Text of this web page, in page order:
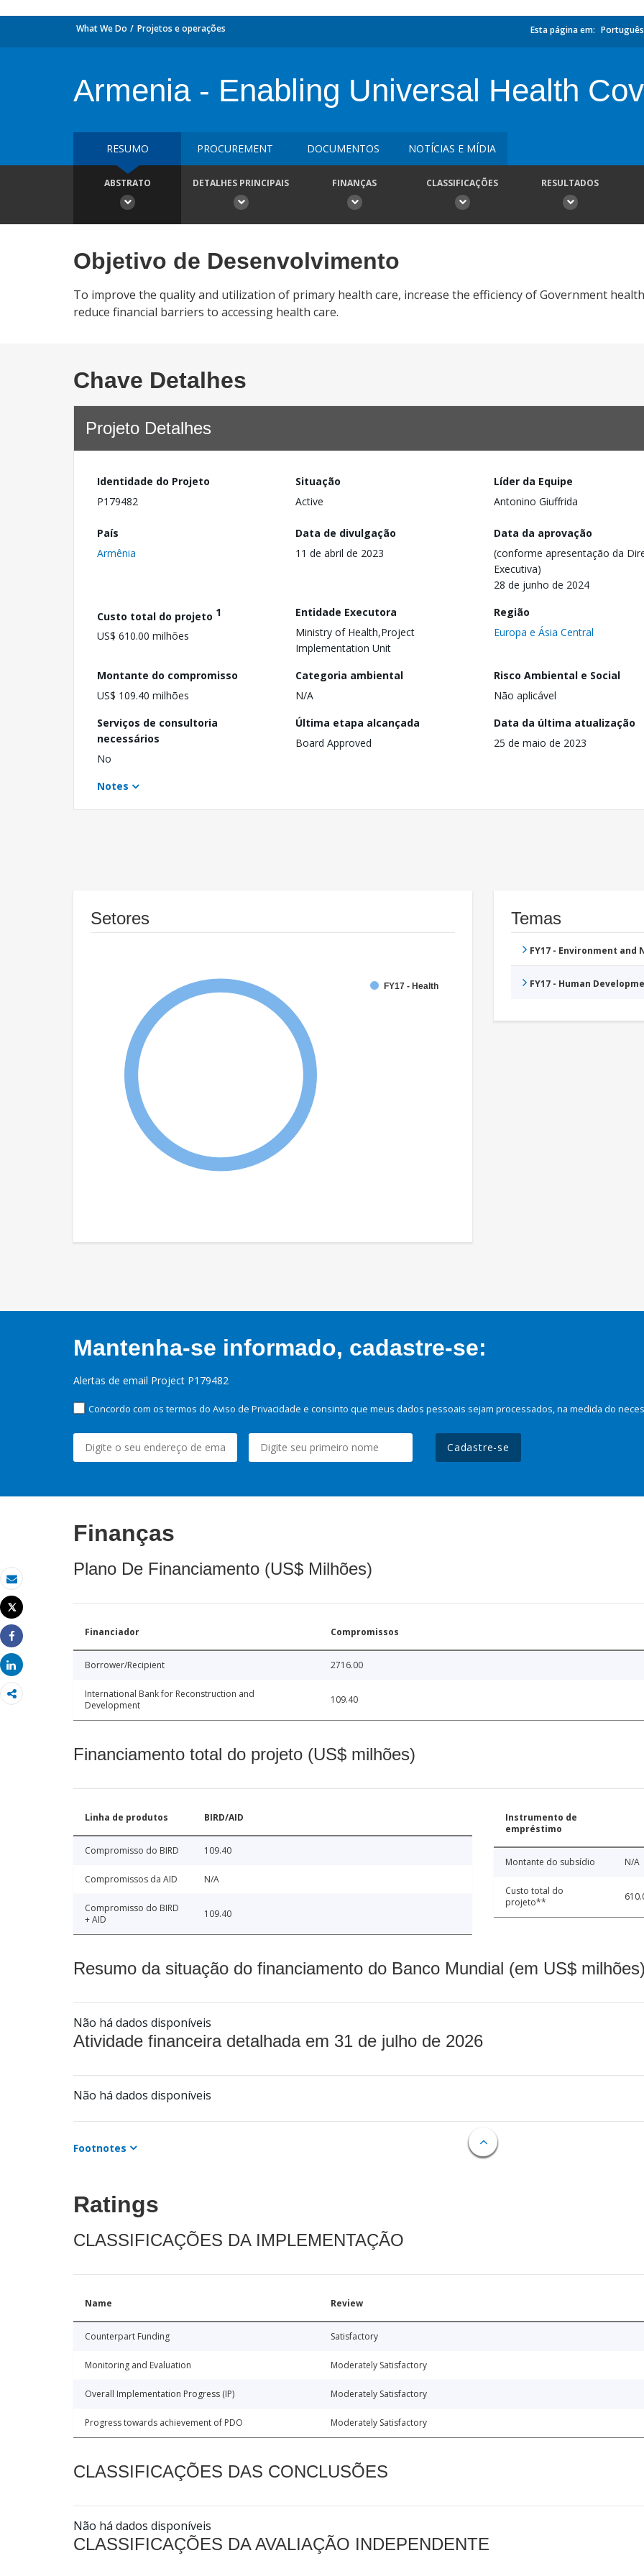
Email
Imprimir
Tweet
Share
Share
What We Do Projetos e operações Esta página em: Português
Armenia - Enabling Universal Health
RESUMO PROCUREMENT DOCUMENTOS NOTÍCIAS E MÍDIA
ABSTRATO DETALHES PRINCIPAIS FINANÇAS CLASSIFICAÇÕES RESULTADOS
Objetivo de Desenvolvimento
To improve the quality and utilization of primary health care, increase the efficiency of Government
reduce financial barriers to accessing health care.
Chave Detalhes
Projeto Detalhes
Identidade do Projeto
P179482
Situação
Active
Líder da Equipe
Antonino Giuffrida
País
Armênia
Data de divulgação
11 de abril de 2023
Data da aprovação
(conforme apresentação da
Executiva)
28 de junho de 2024
Custo total do projeto 1
US$ 610.00 milhões
Entidade Executora
Ministry of Health,Project
Implementation Unit
Região
Europa e Ásia Central
Montante do compromisso
US$ 109.40 milhões
Categoria ambiental
N/A
Risco Ambiental e Social
Não aplicável
Serviços de consultoria
necessários
No
Última etapa alcançada
Board Approved
Data da última atualização
25 de maio de 2023
Notes
Setores
FY17 - Health
Temas
FY17 - Environment
FY17 - Human
Mantenha-se informado, cadastre-se:
Alertas de email Project P179482
Concordo com os termos do Aviso de Privacidade e consinto que meus dados pessoais sejam processados, na medida do
Cadastre-se
Finanças
Plano De Financiamento (US$ Milhões)
Financiador Compromissos
Borrower/Recipient 2716.00
International Bank for Reconstruction and
Development
109.40
Financiamento total do projeto (US$ milhões)
Linha de produtos BIRD/AID
Compromisso do BIRD 109.40
Compromissos da AID N/A
Compromisso do BIRD
+ AID
109.40
Instrumento de
empréstimo
Montante do subsídio N/A
Custo total do
projeto**
Resumo da situação do financiamento do Banco Mundial (em US$
Não há dados disponíveis
Atividade financeira detalhada em 31 de julho de 2026
Não há dados disponíveis
Footnotes
Ratings
CLASSIFICAÇÕES DA IMPLEMENTAÇÃO
Name Review
Counterpart Funding Satisfactory
Monitoring and Evaluation Moderately Satisfactory
Overall Implementation Progress (IP) Moderately Satisfactory
Progress towards achievement of PDO Moderately Satisfactory
CLASSIFICAÇÕES DAS CONCLUSÕES
Não há dados disponíveis
CLASSIFICAÇÕES DA AVALIAÇÃO INDEPENDENTE